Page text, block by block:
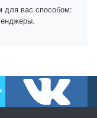
вас способом: